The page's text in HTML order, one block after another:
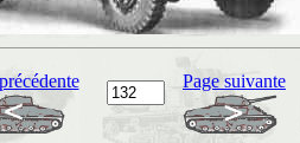
Page suivante